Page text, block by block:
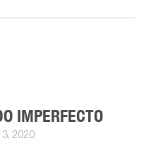
IMPERFECTO
2020